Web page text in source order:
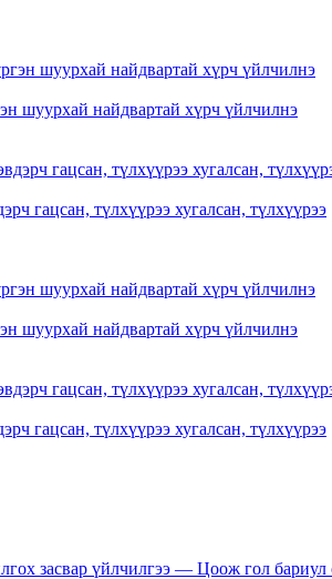
шуурхай найдвартай хүрч үйлчилнэ
гацсан, түлхүүрээ хугалсан, түлхүүрээ
шуурхай найдвартай хүрч үйлчилнэ
гацсан, түлхүүрээ хугалсан, түлхүүрээ